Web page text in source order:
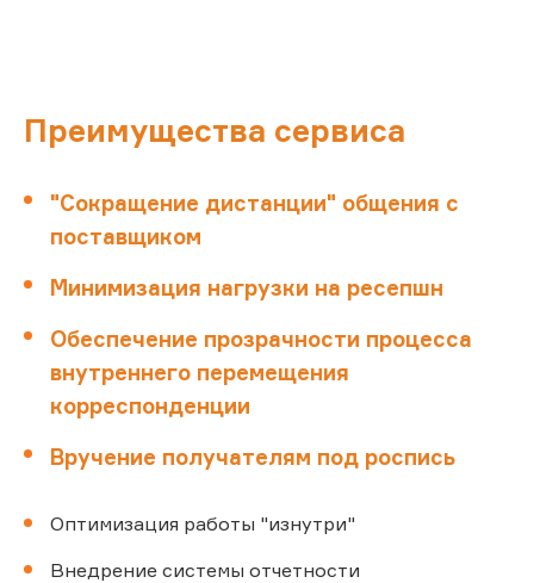
Преимущества сервиса
"Сокращение дистанции" общения с
поставщиком
Минимизация нагрузки на ресепшн
Обеспечение прозрачности процесса
внутреннего перемещения
корреспонденции
Вручение получателям под роспись
Оптимизация работы "изнутри"
Внедрение системы отчетности